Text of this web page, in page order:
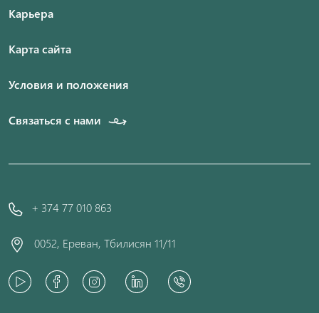
Карьера
Карта сайта
Условия и положения
Связаться с нами
+ 374 77 010 863
0052, Ереван, Тбилисян 11/11